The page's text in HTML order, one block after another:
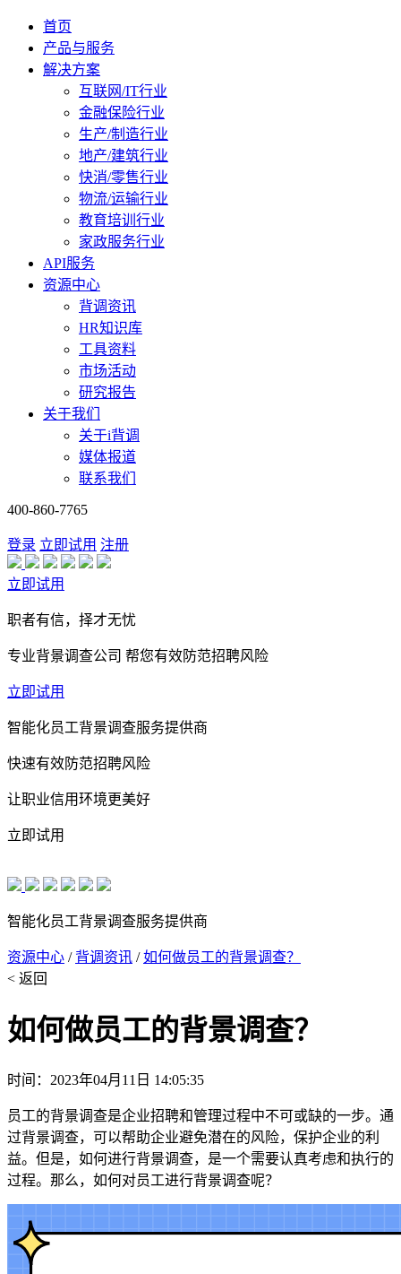
首页
产品与服务
解决方案
互联网/IT行业
金融保险行业
生产/制造行业
地产/建筑行业
快消/零售行业
物流/运输行业
教育培训行业
家政服务行业
API服务
资源中心
背调资讯
HR知识库
工具资料
市场活动
研究报告
关于我们
关于i背调
媒体报道
联系我们
400-860-7765
登录 立即试用 注册
立即试用
职者有信，择才无忧
专业背景调查公司 帮您有效防范招聘风险
立即试用
智能化员工背景调查服务提供商
快速有效防范招聘风险
让职业信用环境更美好
立即试用
智能化员工背景调查服务提供商
资源中心 / 背调资讯 /如何做员工的背景调查？
< 返回
如何做员工的背景调查？
时间：2023年04月11日 14:05:35
员工的背景调查是企业招聘和管理过程中不可或缺的一步。通
过背景调查，可以帮助企业避免潜在的风险，保护企业的利
益。但是，如何进行背景调查，是一个需要认真考虑和执行的
过程。那么，如何对员工进行背景调查呢？